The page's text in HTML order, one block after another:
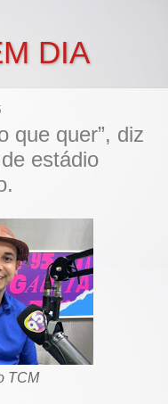
DIA
que quer”, diz
estádio
TCM